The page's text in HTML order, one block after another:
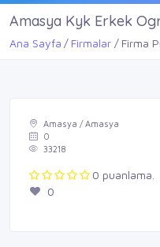
Amasya Kyk Erkek
Ana Sayfa Firmalar Firma
Amasya / Amasya
0
33218
0 puanlama.
0